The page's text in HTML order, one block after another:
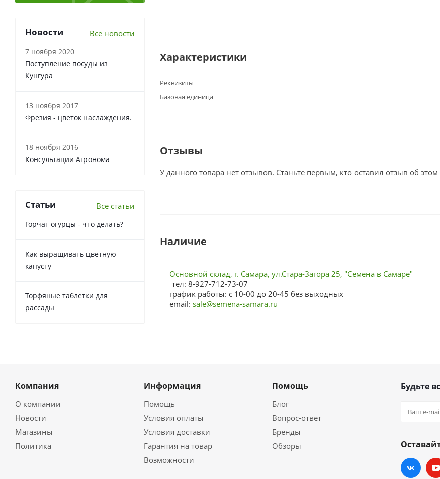
Характеристики
Реквизиты
Базовая единица
Отзывы
У данного товара нет отзывов. Станьте первым, кто оставил отзыв об этом
Наличие
Основной склад, г. Самара, ул.Стара-Загора 25, "Семена в Самаре"
тел: 8-927-712-73-07
график работы: с 10-00 до 20-45 без выходных
email: sale@semena-samara.ru
Новости Все новости
7 ноября 2020
Поступление посуды из
Кунгура
13 ноября 2017
Фрезия - цветок наслаждения.
18 ноября 2016
Консультации Агронома
Статьи Все статьи
Горчат огурцы - что делать?
Как выращивать цветную
капусту
Торфяные таблетки для
рассады
Компания
О компании
Новости
Магазины
Политика
Информация
Помощь
Условия оплаты
Условия доставки
Гарантия на товар
Возможности
Помощь
Блог
Вопрос-ответ
Бренды
Обзоры
Будьте